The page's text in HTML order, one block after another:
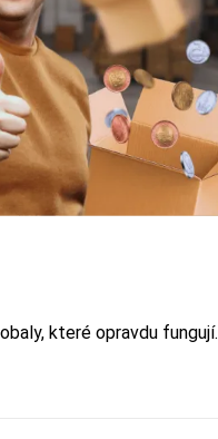
které opravdu fungují.